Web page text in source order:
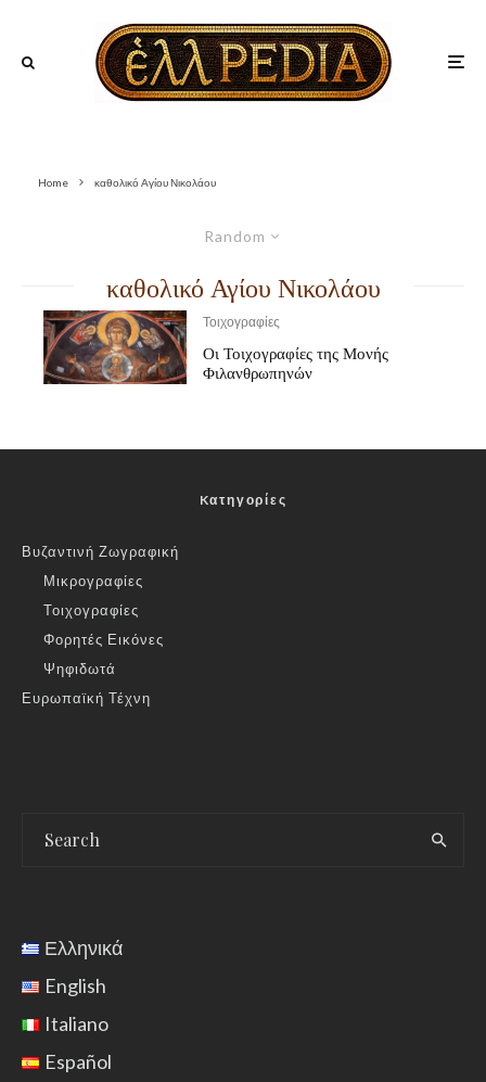
Home καθολικό Αγίου Νικολάου
Random
καθολικό Αγίου Νικολάου
Τοιχογραφίες
Οι Τοιχογραφίες της Μονής
Φιλανθρωπηνών
Kατηγορίες
Βυζαντινή Ζωγραφική
Μικρογραφίες
Τοιχογραφίες
Φορητές Εικόνες
Ψηφιδωτά
Ευρωπαϊκή Τέχνη
Ελληνικά
English
Italiano
Español